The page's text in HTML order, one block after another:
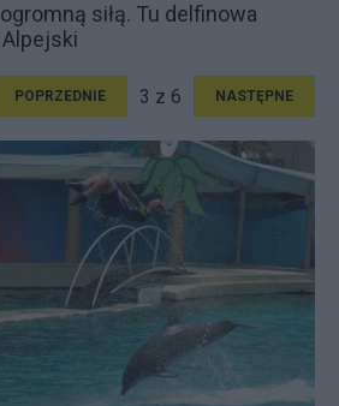
siłą. Tu delfinowa
POPRZEDNIE 3 z 6 NASTĘPNE